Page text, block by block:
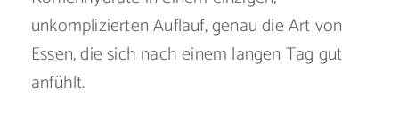
unkomplizierten Auflauf, genau die Art von
Essen, die sich nach einem langen Tag gut
anfühlt.